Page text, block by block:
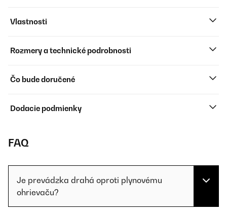
Vlastnosti
Rozmery a technické podrobnosti
Čo bude doručené
Dodacie podmienky
FAQ
Je prevádzka drahá oproti plynovému
ohrievaču?